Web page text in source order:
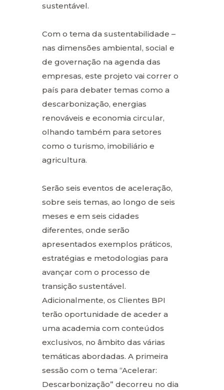
sustentável.
Com o tema da sustentabilidade –
nas dimensões ambiental, social e
de governação na agenda das
empresas, este projeto vai correr o
país para debater temas como a
descarbonização, energias
renováveis e economia circular,
olhando também para setores
como o turismo, imobiliário e
agricultura.
Serão seis eventos de aceleração,
sobre seis temas, ao longo de seis
meses e em seis cidades
diferentes, onde serão
apresentados exemplos práticos,
estratégias e metodologias para
avançar com o processo de
transição sustentável.
Adicionalmente, os Clientes BPI
terão oportunidade de aceder a
uma academia com conteúdos
exclusivos, no âmbito das várias
temáticas abordadas. A primeira
sessão com o tema “Acelerar:
Descarbonização” decorreu no dia